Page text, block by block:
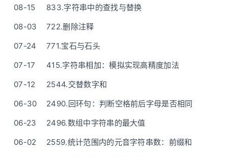
08-15
833.字符串中的查找与替换
08-03
722.删除注释
07-24
771.宝石与石头
07-17
415.字符串相加：模拟实现高精度加法
07-12
2544.交替数字和
06-30
2490.回环句：判断空格前后字母是否相同
06-23
2496.数组中字符串的最大值
06-02
2559.统计范围内的元音字符串数：前缀和